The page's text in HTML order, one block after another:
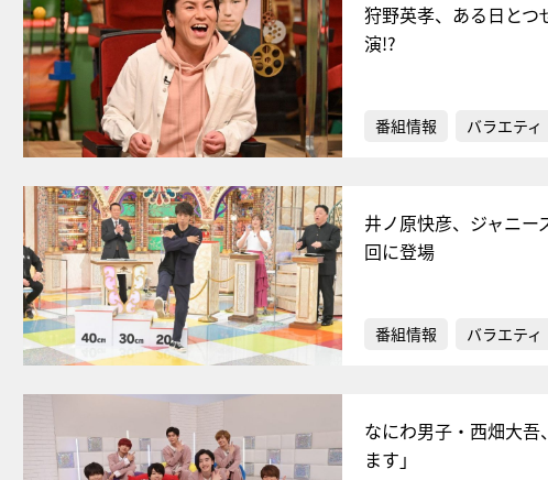
狩野英孝、ある日と
演!?
番組情報 バラエティ
井ノ原快彦、ジャニ
回に登場
番組情報 バラエティ
なにわ男子・西畑大
ます」